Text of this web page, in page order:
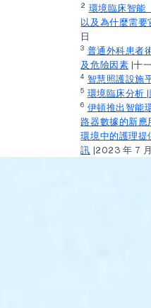
2 環境臨床智能
以及為什麼需要
日
3 普通外科患者
及危險因素 |十
4 智慧照護設施
5 環境臨床分析
6 伊頓推出智能
路器數據的新應
環境中的護理提
訊 |2023 年 7